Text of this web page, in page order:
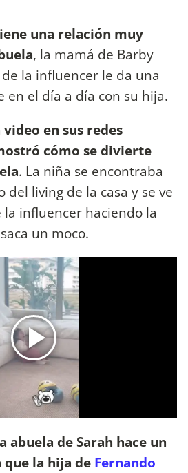
una relación muy
, la mamá de Barby
la influencer le da una
en el día a día con su hija.
en sus redes
cómo se divierte
. La niña se encontraba
del living de la casa y se ve
influencer haciendo la
un moco.
abuela de Sarah hace un
que la hija de Fernando